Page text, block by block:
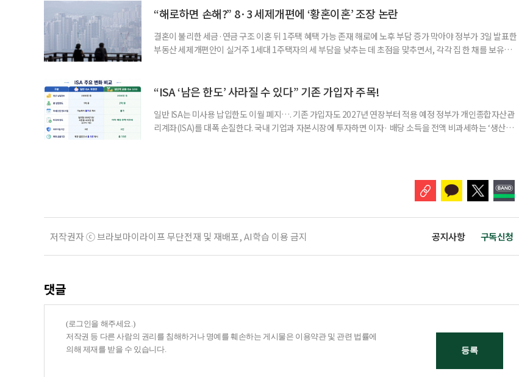
책본부(중대본) 2단계(심각)가 발령된 이후에도 폭염이 전국적으로 확대되고 장기화한 데 따른 것이다. 기존에
“해로하면 손해?” 8·3 세제개편에 ‘황혼이혼’ 조장 논란
결혼이 불리한 세금·연금 구조 이혼 뒤 1주택 혜택 가능 존재 해로에 노후 부담 증가 막아야 정부가 3일 발표한
부동산 세제개편안이 실거주 1세대 1주택자의 세 부담을 낮추는 데 초점을 맞추면서, 각각 집 한 채를 보유한
부가 각자 집 한 채씩을 보유하면 한 세대가 두 채를 가진 것으로 보지만, 실제 이혼해 주거와 생계를 분
“ISA ‘남은 한도’ 사라질 수 있다” 기존 가입자 주목!
일반 ISA는 미사용 납입한도 이월 폐지…. 기존 가입자도 2027년 연장부터 적용 예정 정부가 개인종합자산관
리계좌(ISA)를 대폭 손질한다. 국내 기업과 자본시장에 투자하면 이자· 배당 소득을 전액 비과세하는 ‘생산적
저작권자 ⓒ 브라보마이라이프 무단전재 및 재배포, AI학습 이용 금지 공지사항 구독신청
댓글